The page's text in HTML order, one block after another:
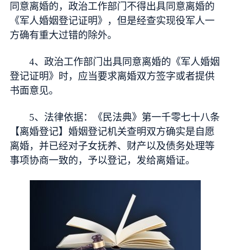
同意离婚的，政治工作部门不得出具同意离婚的
《军人婚姻登记证明》，但是经查实现役军人一
方确有重大过错的除外。
4、政治工作部门出具同意离婚的《军人婚姻
登记证明》时，应当要求离婚双方签字或者提供
书面意见。
5、法律依据：《民法典》第一千零七十八条
【离婚登记】婚姻登记机关查明双方确实是自愿
离婚，并已经对子女抚养、财产以及债务处理等
事项协商一致的，予以登记，发给离婚证。